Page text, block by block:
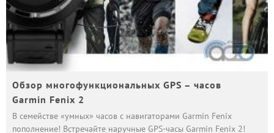
Обзор многофункциональных GPS – часов
Garmin Fenix 2
В семействе «умных» часов с навигаторами Garmin Fenix
пополнение! Встречайте наручные GPS-часы Garmin Fenix 2!